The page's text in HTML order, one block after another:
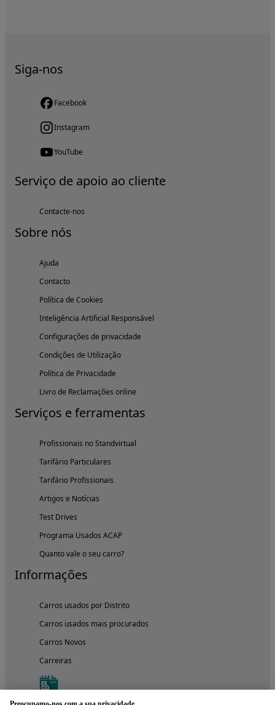
Siga-nos
Facebook
Instagram
YouTube
Serviço de apoio ao cliente
Contacte-nos
Sobre nós
Ajuda
Contacto
Política de Cookies
Inteligência Artificial Responsável
Configurações de privacidade
Condições de Utilização
Política de Privacidade
Livro de Reclamações online
Serviços e ferramentas
Profissionais no Standvirtual
Tarifário Particulares
Tarifário Profissionais
Artigos e Notícias
Test Drives
Programa Usados ACAP
Quanto vale o seu carro?
Informações
Carros usados por Distrito
Carros usados mais procurados
Carros Novos
Carreiras